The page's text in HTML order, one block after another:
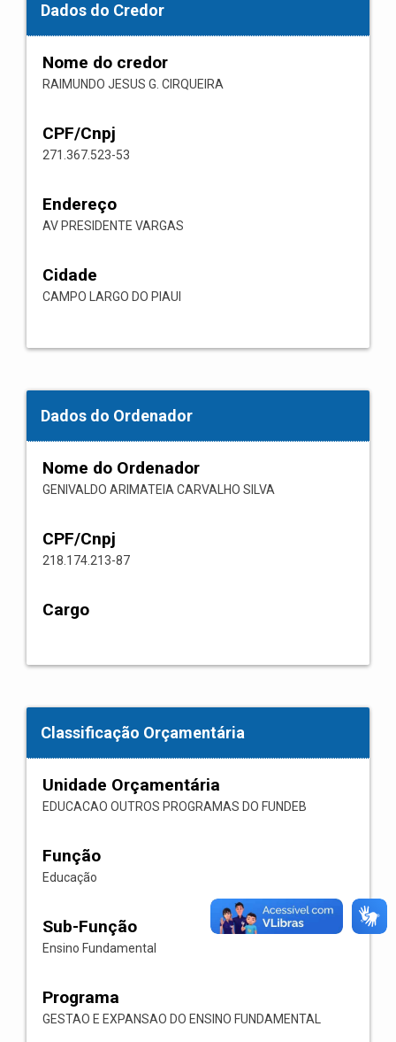
Dados do Credor
Nome do credor
RAIMUNDO JESUS G. CIRQUEIRA
CPF/Cnpj
271.367.523-53
Endereço
AV PRESIDENTE VARGAS
Cidade
CAMPO LARGO DO PIAUI
Dados do Ordenador
Nome do Ordenador
GENIVALDO ARIMATEIA CARVALHO SILVA
CPF/Cnpj
218.174.213-87
Cargo
Classificação Orçamentária
Unidade Orçamentária
EDUCACAO OUTROS PROGRAMAS DO FUNDEB
Função
Educação
Sub-Função
Ensino Fundamental
Programa
GESTAO E EXPANSAO DO ENSINO FUNDAMENTAL